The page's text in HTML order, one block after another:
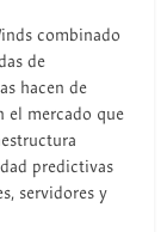
combinado
de
hacen de
el mercado que
predictivas
servidores y